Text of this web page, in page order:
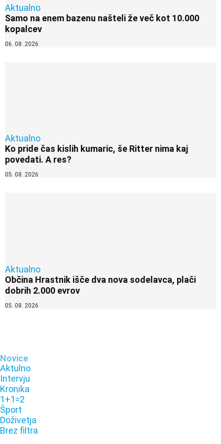
Aktualno
Samo na enem bazenu našteli že več kot 10.000
kopalcev
06. 08. 2026
Aktualno
Ko pride čas kislih kumaric, še Ritter nima kaj
povedati. A res?
05. 08. 2026
Aktualno
Občina Hrastnik išče dva nova sodelavca, plači
dobrih 2.000 evrov
05. 08. 2026
Novice
Aktulno
Intervju
Kronika
1+1=2
Šport
Doživetja
Brez filtra